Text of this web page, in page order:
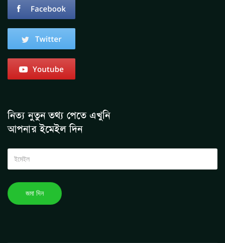
নিত্য নুতুন তথ্য পেতে এখুনি
আপনার ইমেইল দিন